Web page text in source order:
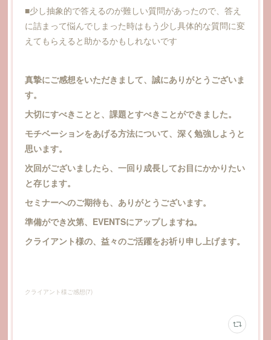
■少し抽象的で答えるのが難しい質問があったので、答え
に詰まって悩んでしまった時はもう少し具体的な質問に変
えてもらえると助かるかもしれないです
真摯にご感想をいただきまして、誠にありがとうございま
す。
大切にすべきことと、課題とすべきことができました。
モチベーションをあげる方法について、深く勉強しようと
思います。
次回がございましたら、一回り成長してお目にかかりたい
と存じます。
セミナーへのご期待も、ありがとうございます。
準備ができ次第、EVENTSにアップしますね。
クライアント様の、益々のご活躍をお祈り申し上げます。
クライアント様ご感想(7)